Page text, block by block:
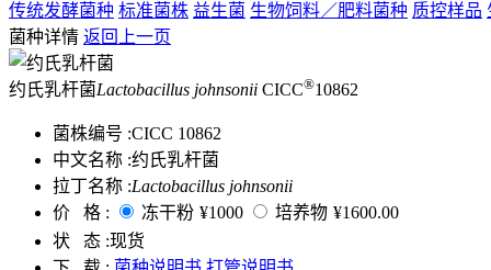
传统发酵菌种 标准菌株 益生菌 生物饲料／肥料菌种 质控样品
菌种详情 返回上一页
约氏乳杆菌Lactobacillus johnsonii CICC®10862
菌株编号 :CICC 10862
中文名称 :约氏乳杆菌
拉丁名称 :Lactobacillus johnsonii
价 格 :
冻干粉 ¥1000 培养物 ¥1600.00
状 态 :现货